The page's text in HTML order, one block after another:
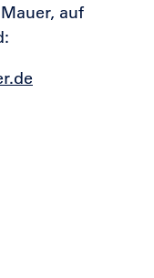
auf